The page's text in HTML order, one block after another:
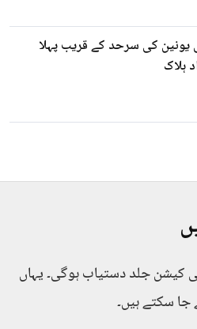
یونین کی سرحد کے قریب پہلا
کیشن جلد دستیاب ہوگی۔ یہاں
سکتے ہیں۔